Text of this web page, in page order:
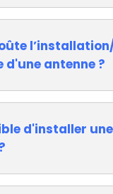
d'une antenne ?
d'installer